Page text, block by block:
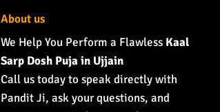
About us
We Help You Perform a Flawless Kaal
Sarp Dosh Puja in Ujjain
Call us today to speak directly with
Pandit Ji, ask your questions, and